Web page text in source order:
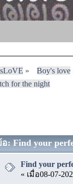
» Boy's love
for the night
: Find your
Find your
« เมื่อ08-07-